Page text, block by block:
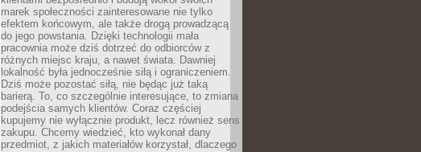
marek społeczności zainteresowane nie tylko
efektem końcowym, ale także drogą prowadzącą
do jego powstania. Dzięki technologii mała
pracownia może dziś dotrzeć do odbiorców z
różnych miejsc kraju, a nawet świata. Dawniej
lokalność była jednocześnie siłą i ograniczeniem.
Dziś może pozostać siłą, nie będąc już taką
barierą. To, co szczególnie interesujące, to zmiana
podejścia samych klientów. Coraz częściej
kupujemy nie wyłącznie produkt, lecz również sens
zakupu. Chcemy wiedzieć, kto wykonał dany
przedmiot, z jakich materiałów korzystał, dlaczego